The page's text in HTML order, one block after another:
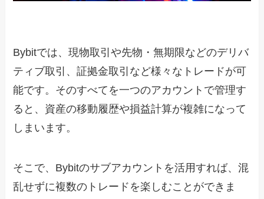
Bybitでは、現物取引や先物・無期限などのデリバ
ティブ取引、証拠金取引など様々なトレードが可
能です。そのすべてを一つのアカウントで管理す
ると、資産の移動履歴や損益計算が複雑になって
しまいます。
そこで、Bybitのサブアカウントを活用すれば、混
乱せずに複数のトレードを楽しむことができま